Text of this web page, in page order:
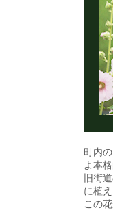
町内
よ本
旧街
に植
この